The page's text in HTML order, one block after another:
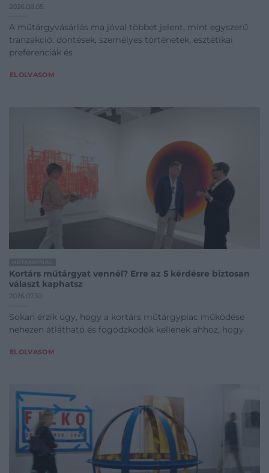
2026.08.05.
A műtárgyvásárlás ma jóval többet jelent, mint egyszerű
tranzakció: döntések, személyes történetek, esztétikai
preferenciák és
ELOLVASOM
Kortárs műtárgyat vennél? Erre az 5 kérdésre biztosan
választ kaphatsz
2026.07.30.
Sokan érzik úgy, hogy a kortárs műtárgypiac működése
nehezen átlátható és fogódzkodók kellenek ahhoz, hogy
ELOLVASOM